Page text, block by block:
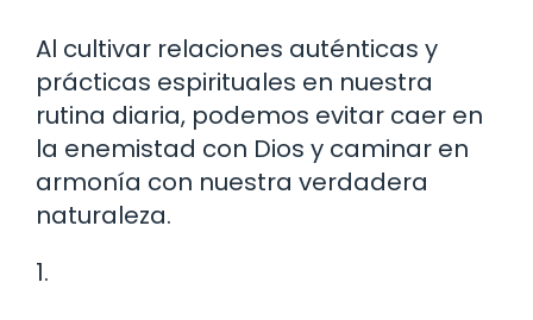
Al cultivar relaciones auténticas y
prácticas espirituales en nuestra
rutina diaria, podemos evitar caer en
la enemistad con Dios y caminar en
armonía con nuestra verdadera
naturaleza.
1.